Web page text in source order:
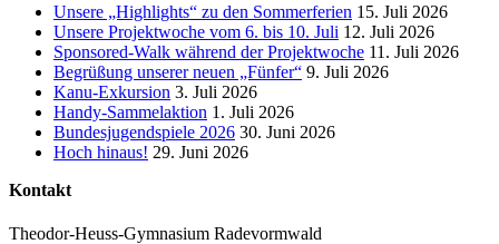
Unsere „Highlights“ zu den Sommerferien 15. Juli 2026
Unsere Projektwoche vom 6. bis 10. Juli 12. Juli 2026
Sponsored-Walk während der Projektwoche 11. Juli 2026
Begrüßung unserer neuen „Fünfer“ 9. Juli 2026
Kanu-Exkursion 3. Juli 2026
Handy-Sammelaktion 1. Juli 2026
Bundesjugendspiele 2026 30. Juni 2026
Hoch hinaus! 29. Juni 2026
Kontakt
Theodor-Heuss-Gymnasium Radevormwald